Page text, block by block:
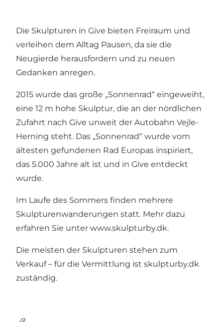
Die Skulpturen in Give bieten Freiraum und
verleihen dem Alltag Pausen, da sie die
Neugierde herausfordern und zu neuen
Gedanken anregen.
2015 wurde das große „Sonnenrad“ eingeweiht,
eine 12 m hohe Skulptur, die an der nördlichen
Zufahrt nach Give unweit der Autobahn Vejle-
Herning steht. Das „Sonnenrad“ wurde vom
ältesten gefundenen Rad Europas inspiriert,
das 5.000 Jahre alt ist und in Give entdeckt
wurde.
Im Laufe des Sommers finden mehrere
Skulpturenwanderungen statt. Mehr dazu
erfahren Sie unter www.skulpturby.dk.
Die meisten der Skulpturen stehen zum
Verkauf – für die Vermittlung ist skulpturby.dk
zuständig.